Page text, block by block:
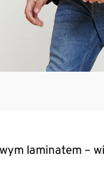
laminatem –